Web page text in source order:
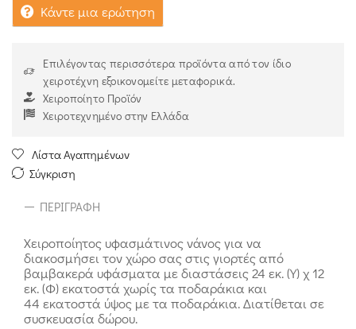
Κάντε μια ερώτηση
Επιλέγοντας περισσότερα προϊόντα από τον ίδιο
χειροτέχνη εξοικονομείτε μεταφορικά.
Χειροποίητο Προϊόν
Χειροτεχνημένο στην Ελλάδα
Λίστα Αγαπημένων
Σύγκριση
ΠΕΡΙΓΡΑΦΉ
Χειροποίητος υφασμάτινος νάνος για να
διακοσμήσει τον χώρο σας στις γιορτές από
βαμβακερά υφάσματα με διαστάσεις 24 εκ. (Υ) χ 12
εκ. (Φ) εκατοστά χωρίς τα ποδαράκια και
44 εκατοστά ύψος με τα ποδαράκια. Διατίθεται σε
συσκευασία δώρου.